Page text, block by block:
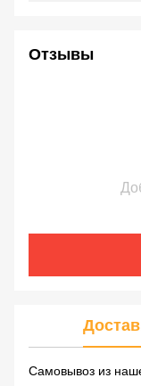
Отзывы
Самовывоз из